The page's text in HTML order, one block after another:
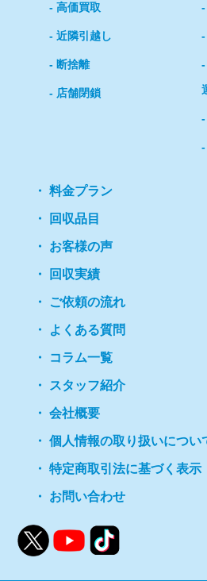
高価買取
近隣引越し
断捨離
店舗閉鎖
料金プラン
回収品目
お客様の声
回収実績
ご依頼の流れ
よくある質問
コラム一覧
スタッフ紹介
会社概要
個人情報の取り扱いについ
特定商取引法に基づく表示
お問い合わせ